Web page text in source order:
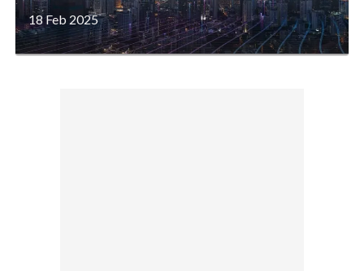
18 Feb 2025